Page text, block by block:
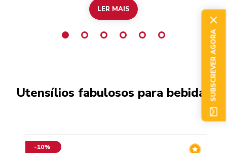
LER MAIS
Utensílios fabulosos para bebidas
-10%
SUBSCREVER AGORA